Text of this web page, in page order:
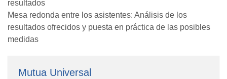
resultados
Mesa redonda entre los asistentes: Análisis de los
resultados ofrecidos y puesta en práctica de las posibles
medidas
Mutua Universal